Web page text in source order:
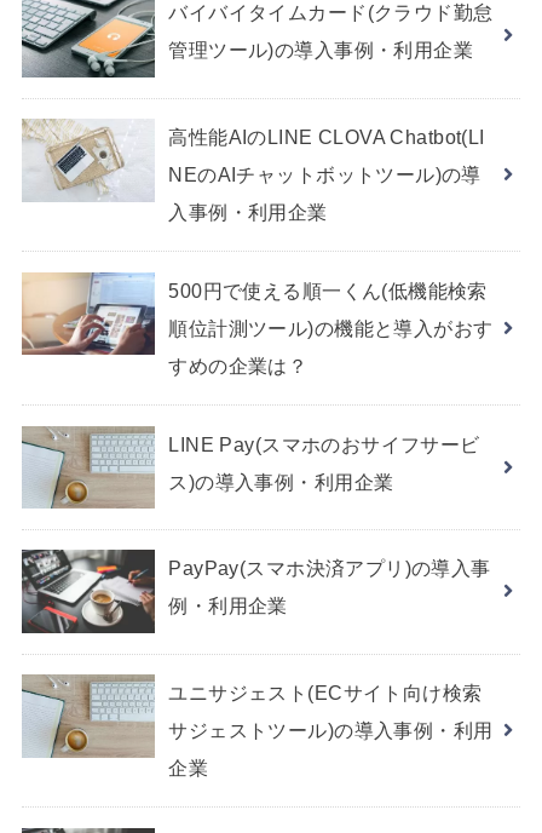
バイバイタイムカード(クラウド勤怠
管理ツール)の導入事例・利用企業
高性能AIのLINE CLOVA Chatbot(LI
NEのAIチャットボットツール)の導
入事例・利用企業
500円で使える順一くん(低機能検索
順位計測ツール)の機能と導入がおす
すめの企業は？
LINE Pay(スマホのおサイフサービ
ス)の導入事例・利用企業
PayPay(スマホ決済アプリ)の導入事
例・利用企業
ユニサジェスト(ECサイト向け検索
サジェストツール)の導入事例・利用
企業